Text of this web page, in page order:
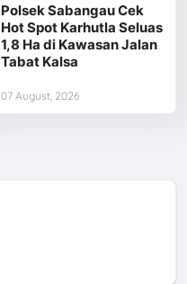
Polsek Sabangau Cek
Hot Spot Karhutla Seluas
1,8 Ha di Kawasan Jalan
Tabat Kalsa
07 August, 2026